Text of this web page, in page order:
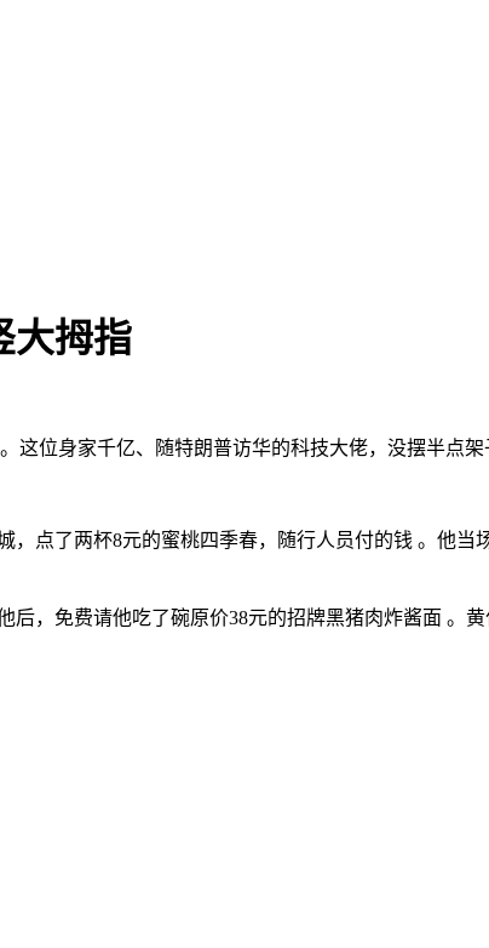
大拇指
这位身家千亿、随特朗普访华的科技大佬，没摆半点
，点了两杯8元的蜜桃四季春，随行人员付的钱 。他
后，免费请他吃了碗原价38元的招牌黑猪肉炸酱面 。